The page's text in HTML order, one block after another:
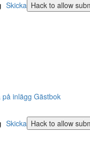
Skicka
på inlägg Gästbok
Skicka